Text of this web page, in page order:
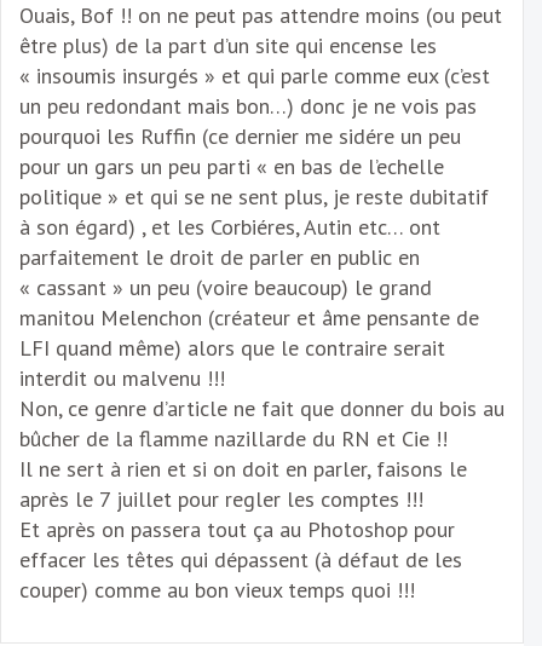
Ouais, Bof !! on ne peut pas attendre moins (ou peut
être plus) de la part d’un site qui encense les
« insoumis insurgés » et qui parle comme eux (c’est
un peu redondant mais bon…) donc je ne vois pas
pourquoi les Ruffin (ce dernier me sidére un peu
pour un gars un peu parti « en bas de l’echelle
politique » et qui se ne sent plus, je reste dubitatif
à son égard) , et les Corbiéres, Autin etc… ont
parfaitement le droit de parler en public en
« cassant » un peu (voire beaucoup) le grand
manitou Melenchon (créateur et âme pensante de
LFI quand même) alors que le contraire serait
interdit ou malvenu !!!
Non, ce genre d’article ne fait que donner du bois au
bûcher de la flamme nazillarde du RN et Cie !!
Il ne sert à rien et si on doit en parler, faisons le
après le 7 juillet pour regler les comptes !!!
Et après on passera tout ça au Photoshop pour
effacer les têtes qui dépassent (à défaut de les
couper) comme au bon vieux temps quoi !!!